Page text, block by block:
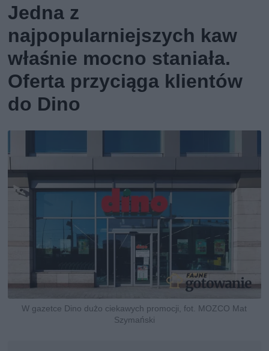
Jedna z
najpopularniejszych kaw
właśnie mocno staniała.
Oferta przyciąga klientów
do Dino
W gazetce Dino dużo ciekawych promocji, fot. MOZCO Mat
Szymański